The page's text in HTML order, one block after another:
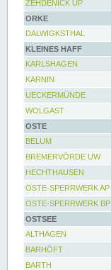
ZEHDENICK UP
ORKE
DALWIGKSTHAL
KLEINES HAFF
KARLSHAGEN
KARNIN
UECKERMÜNDE
WOLGAST
OSTE
BELUM
BREMERVÖRDE UW
HECHTHAUSEN
OSTE-SPERRWERK AP
OSTE-SPERRWERK BP
OSTSEE
ALTHAGEN
BARHÖFT
BARTH